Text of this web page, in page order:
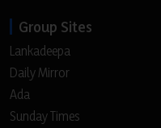
Group Sites
Lankadeepa
Daily Mirror
Ada
Sunday Times